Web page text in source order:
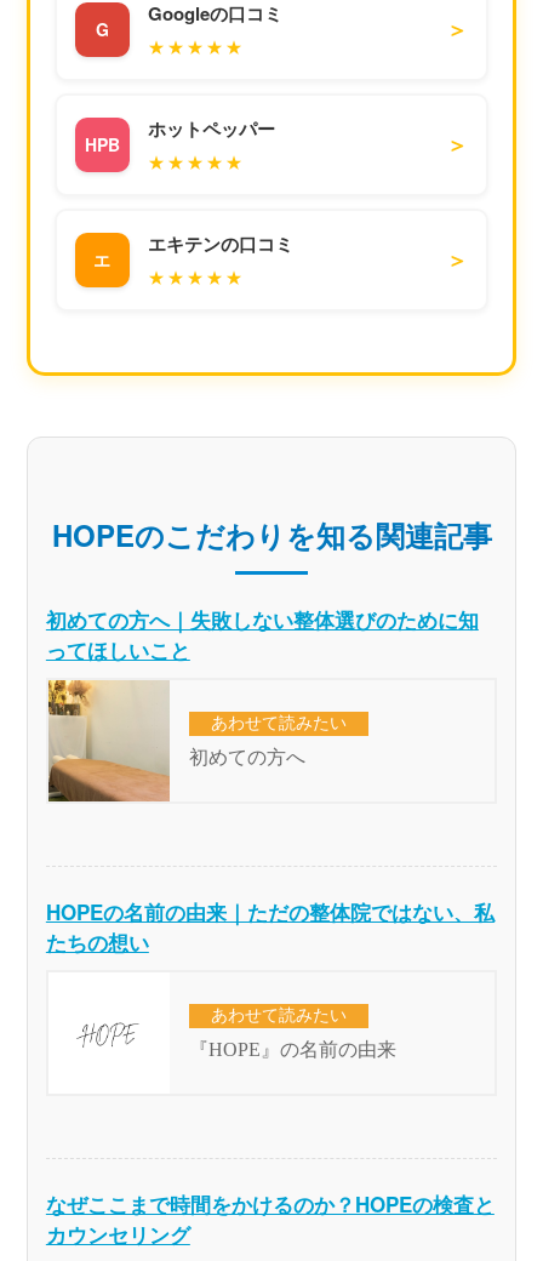
G
Googleの口コミ
★★★★★
＞
HPB
ホットペッパー
★★★★★
＞
エ
エキテンの口コミ
★★★★★
＞
HOPEのこだわりを知る関連記事
初めての方へ｜失敗しない整体選びのために知
ってほしいこと
HOPEの名前の由来｜ただの整体院ではない、私
たちの想い
なぜここまで時間をかけるのか？HOPEの検査と
カウンセリング